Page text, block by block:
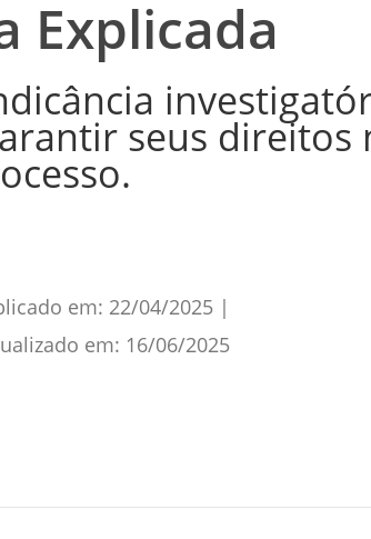
Explicada
seus direitos
em: 22/04/2025 |
em: 16/06/2025